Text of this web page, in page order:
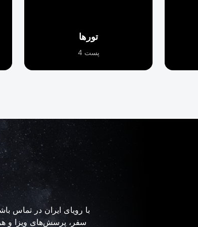
تورها
پست 4
با رویای ایران در تماس
سفر، پرسش‌های ویزا و